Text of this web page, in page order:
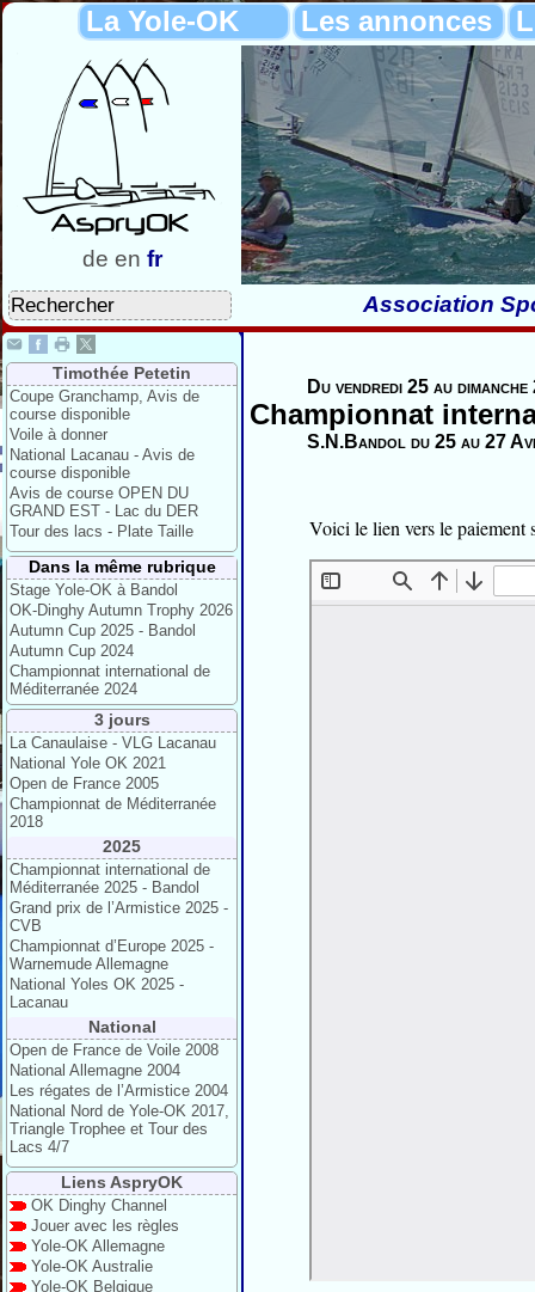
La Yole-OK Les annonces
de en fr
Association
Timothée Petetin
Coupe Granchamp, Avis de
course disponible
Voile à donner
National Lacanau - Avis de
course disponible
Avis de course OPEN DU
GRAND EST - Lac du DER
Tour des lacs - Plate Taille
Dans la même rubrique
Stage Yole-OK à Bandol
OK-Dinghy Autumn Trophy 2026
Autumn Cup 2025 - Bandol
Autumn Cup 2024
Championnat international de
Méditerranée 2024
3 jours
La Canaulaise - VLG Lacanau
National Yole OK 2021
Open de France 2005
Championnat de Méditerranée
2018
2025
Championnat international de
Méditerranée 2025 - Bandol
Grand prix de l’Armistice 2025 -
CVB
Championnat d’Europe 2025 -
Warnemude Allemagne
National Yoles OK 2025 -
Lacanau
National
Open de France de Voile 2008
National Allemagne 2004
Les régates de l’Armistice 2004
National Nord de Yole-OK 2017,
Triangle Trophee et Tour des
Lacs 4/7
Liens AspryOK
OK Dinghy Channel
Jouer avec les règles
Yole-OK Allemagne
Yole-OK Australie
Yole-OK Belgique
Du vendredi 25 au
Championnat
S.N.Bandol du 25 au 27
Voici le lien vers le